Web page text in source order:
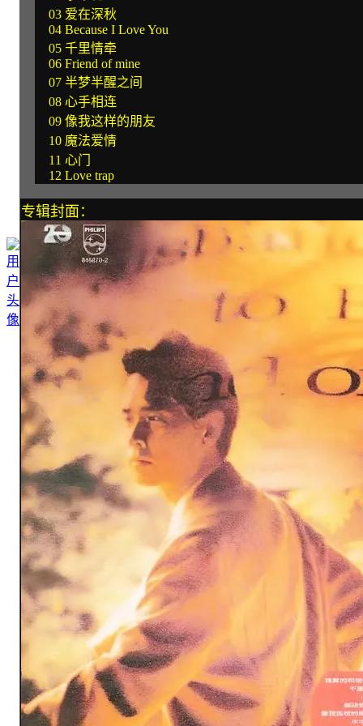
03 爱在深秋
04 Because I Love You
05 千里情牵
06 Friend of mine
07 半梦半醒之间
08 心手相连
09 像我这样的朋友
10 魔法爱情
11 心门
12 Love trap
专辑封面：